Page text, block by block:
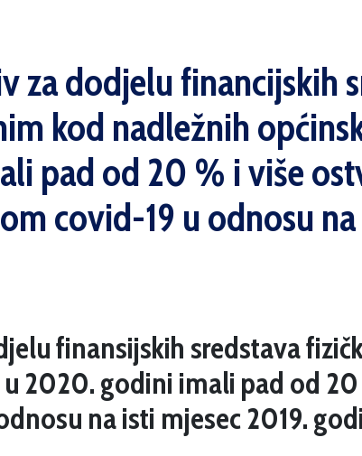
za dodjelu financijskih
kod nadležnih
pad od 20 % i više
covid-19 u odnosu
finansijskih sredstava
2020. godini imali pad od
na isti mjesec 2019.